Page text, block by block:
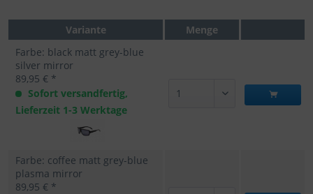
Variante
Menge
Farbe: black matt grey-blue
silver mirror
89,95 € *
Sofort versandfertig,
Lieferzeit 1-3 Werktage
Farbe: coffee matt grey-blue
plasma mirror
89,95 € *